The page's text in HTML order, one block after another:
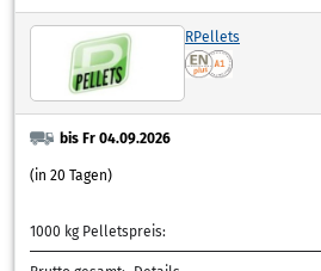
RPellets
bis Fr 04.09.2026
(in 20 Tagen)
1000 kg Pelletspreis: